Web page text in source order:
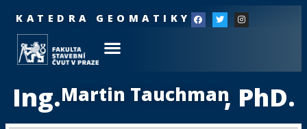
KATEDRA GEOMATIKY
Ing.Martin Tauchman, PhD.